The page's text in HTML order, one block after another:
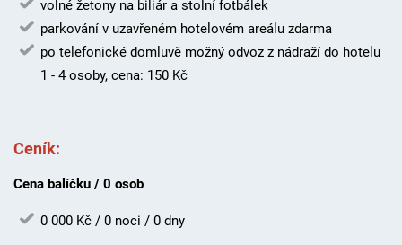
volné žetony na biliár a stolní fotbálek
parkování v uzavřeném hotelovém areálu zdarma
po telefonické domluvě možný odvoz z nádraží do hotelu
1 - 4 osoby, cena: 150 Kč
Ceník:
Cena balíčku / 0 osob
0 000 Kč / 0 noci / 0 dny